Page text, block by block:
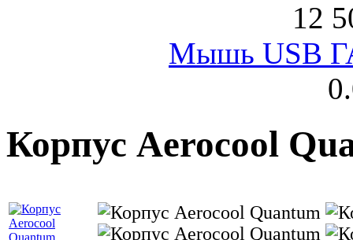
12
Мышь USB
Корпус Aerocool